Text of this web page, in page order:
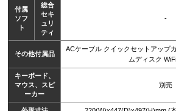
付属
ソフ
ト
総合
セキ
ュリ
ティ
-
その他付属品
ACケーブル クイックセットアップ
ムディスク
キーボード、
マウス、スピ
ーカー
別売